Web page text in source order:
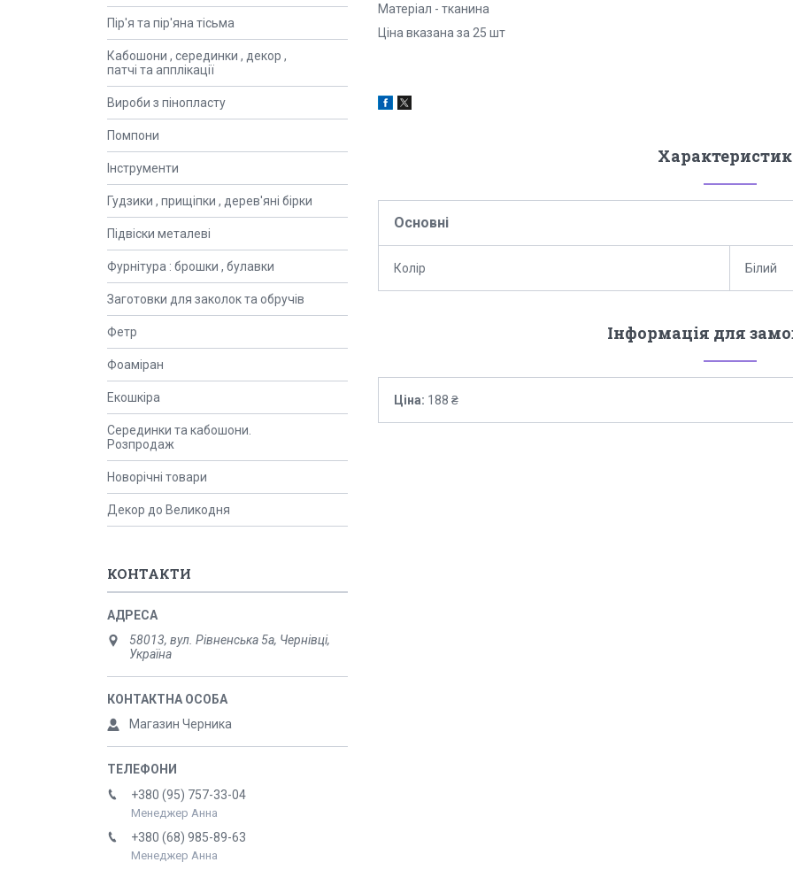
Матеріал - тканина
Ціна вказана за 25 шт
Основні
Колір Білий
Інформація для
Ціна: 188 ₴
Пір'я та пір'яна тісьма
Кабошони , серединки , декор ,
патчі та апплікації
Вироби з пінопласту
Помпони
Інструменти
Гудзики , прищіпки , дерев'яні бірки
Підвіски металеві
Фурнітура : брошки , булавки
Заготовки для заколок та обручів
Фетр
Фоаміран
Екошкіра
Серединки та кабошони.
Розпродаж
Новорічні товари
Декор до Великодня
КОНТАКТИ
58013, вул. Рівненська 5а, Чернівці,
Україна
Магазин Черника
+380 (95) 757-33-04
Менеджер Анна
+380 (68) 985-89-63
Менеджер Анна